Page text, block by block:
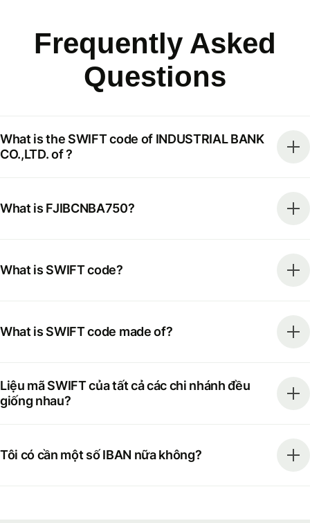
Frequently Asked
Questions
What is the SWIFT code of INDUSTRIAL BANK
CO.,LTD. of ?
What is FJIBCNBA750?
What is SWIFT code?
What is SWIFT code made of?
Liệu mã SWIFT của tất cả các chi nhánh đều
giống nhau?
Tôi có cần một số IBAN nữa không?